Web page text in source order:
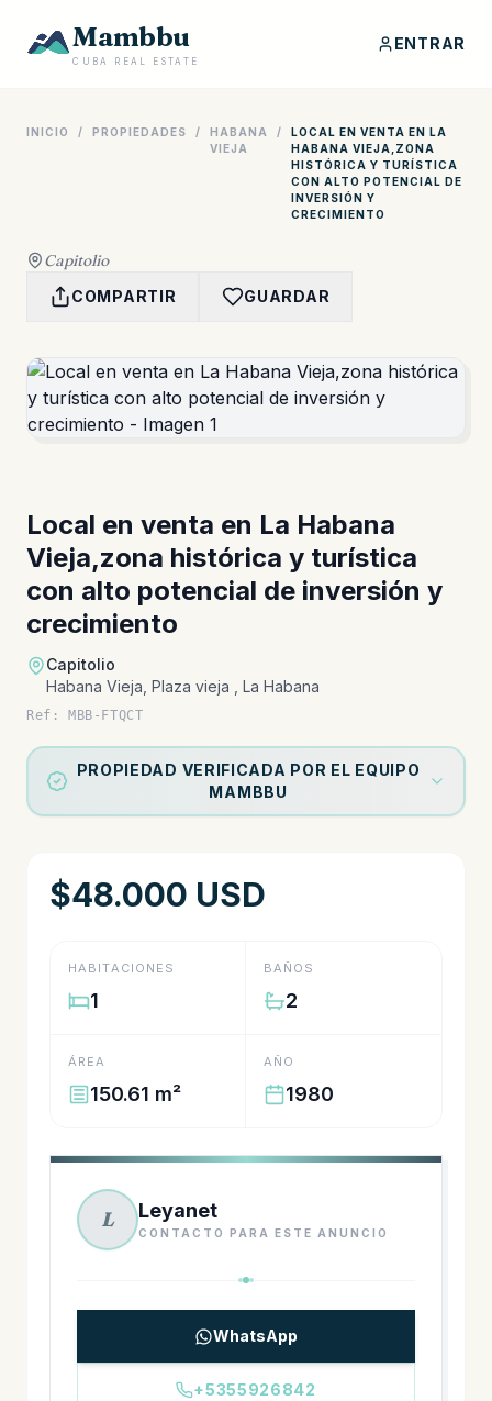
Mambbu
CUBA REAL ESTATE
ENTRAR
INICIO / PROPIEDADES /
HABANA
VIEJA
/
LOCAL EN VENTA EN LA
HABANA VIEJA,ZONA
HISTÓRICA Y TURÍSTICA
CON ALTO POTENCIAL DE
INVERSIÓN Y
CRECIMIENTO
Capitolio
COMPARTIR GUARDAR
Local en venta en La Habana
Vieja,zona histórica y turística
con alto potencial de inversión y
crecimiento
Capitolio
Habana Vieja, Plaza vieja , La Habana
Ref: MBB-FTQCT
PROPIEDAD VERIFICADA POR EL EQUIPO
MAMBBU
$48.000 USD
HABITACIONES
1
BAÑOS
2
ÁREA
150.61 m²
AÑO
1980
L Leyanet
CONTACTO PARA ESTE ANUNCIO
WhatsApp
+5355926842